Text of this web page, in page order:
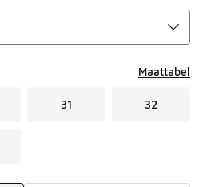
Maattabel
31 32